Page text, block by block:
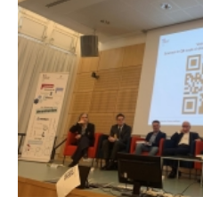
administratif
de
Clermont-
Ferrand
participe
à
la
«